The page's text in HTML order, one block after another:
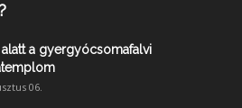
alatt a gyergyócsomafalvi
06.